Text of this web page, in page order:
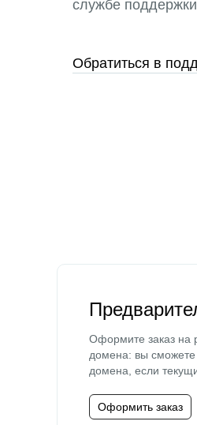
службе
Обратиться в
Оформите заказ на
домена: вы сможете
домена, если
Оформить заказ